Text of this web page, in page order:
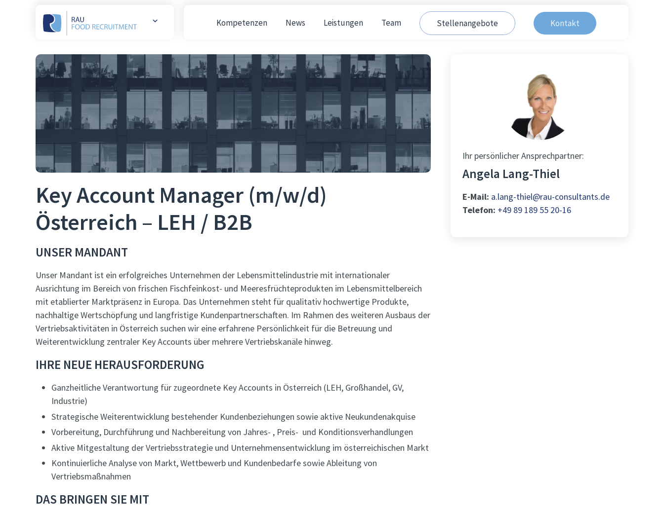
Weitere Kompetenzen News Leistungen Team Stellenangebote Kontakt
Key Account Manager (m/w/d)
Österreich – LEH / B2B
UNSER MANDANT
Unser Mandant ist ein erfolgreiches Unternehmen der Lebensmittelindustrie mit internationaler
Ausrichtung im Bereich von frischen Fischfeinkost- und Meeresfrüchteprodukten im Lebensmittelbereich
mit etablierter Marktpräsenz in Europa. Das Unternehmen steht für qualitativ hochwertige Produkte,
nachhaltige Wertschöpfung und langfristige Kundenpartnerschaften. Im Rahmen des weiteren Ausbaus der
Vertriebsaktivitäten in Österreich suchen wir eine erfahrene Persönlichkeit für die Betreuung und
Weiterentwicklung zentraler Key Accounts über mehrere Vertriebskanäle hinweg.
IHRE NEUE HERAUSFORDERUNG
Ganzheitliche Verantwortung für zugeordnete Key Accounts in Österreich (LEH, Großhandel, GV,
Industrie)
Strategische Weiterentwicklung bestehender Kundenbeziehungen sowie aktive Neukundenakquise
Vorbereitung, Durchführung und Nachbereitung von Jahres- , Preis- und Konditionsverhandlungen
Aktive Mitgestaltung der Vertriebsstrategie und Unternehmensentwicklung im österreichischen Markt
Kontinuierliche Analyse von Markt, Wettbewerb und Kundenbedarfe sowie Ableitung von
Vertriebsmaßnahmen
DAS BRINGEN SIE MIT
Ihr persönlicher Ansprechpartner:
Angela Lang-Thiel
E-Mail: a.lang-thiel@rau-consultants.de
Telefon: +49 89 189 55 20-16